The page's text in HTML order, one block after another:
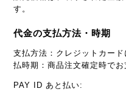
す。
代金の支払方法・時期
支払方法：クレジットカー
払時期：商品注文確定時でお
PAY ID あと払い: